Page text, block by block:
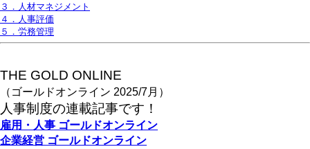
３．人材マネジメント
４．人事評価
５．労務管理
THE GOLD ONLINE
（ゴールドオンライン 2025/7月）
人事制度の連載記事です！
雇用・人事 ゴールドオンライン
企業経営 ゴールドオンライン